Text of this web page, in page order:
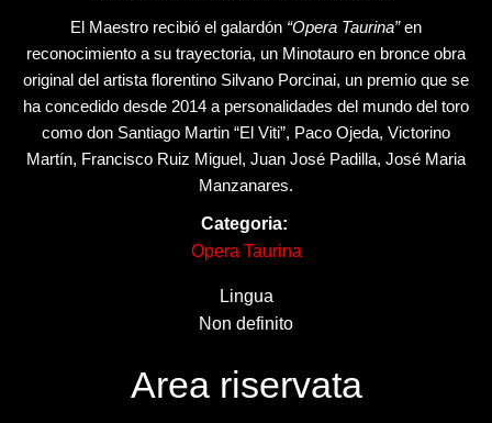
El Maestro recibió el galardón “Opera Taurina”en
reconocimiento a su trayectoria, un Minotauro en bronce obra
original del artista florentino Silvano Porcinai, un premio que se
ha concedido desde 2014 a personalidades del mundo del toro
como don Santiago Martin “El Viti”, Paco Ojeda, Victorino
Martín, Francisco Ruiz Miguel, Juan José Padilla, José Maria
Manzanares.
Categoria:
Opera Taurina
Lingua
Non definito
Area riservata